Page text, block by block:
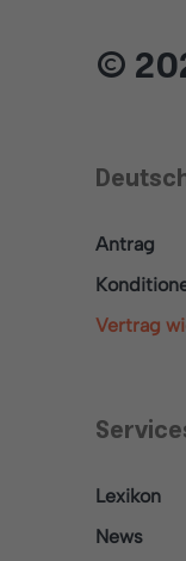
©
Antrag
Vertrag
Lexikon
News